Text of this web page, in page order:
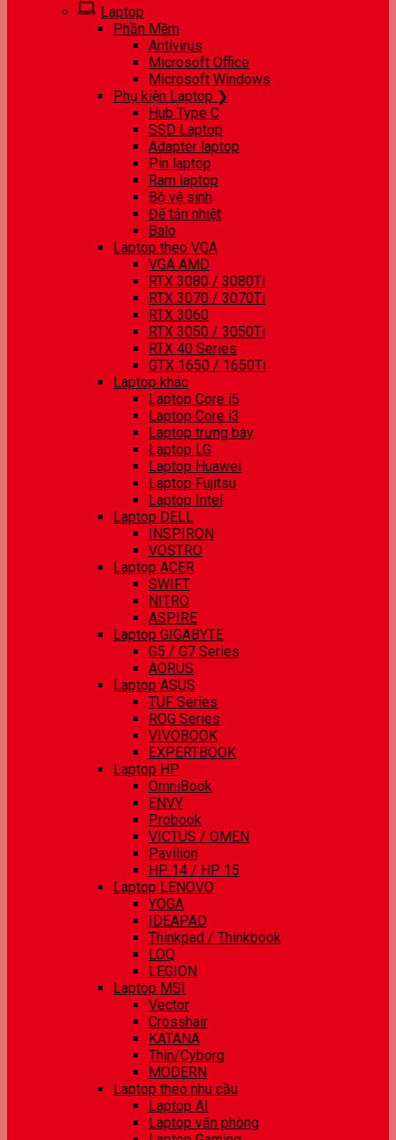
Laptop
Phần Mềm
Antivirus
Microsoft Office
Microsoft Windows
Phụ kiện Laptop ❯
Hub Type C
SSD Laptop
Adapter laptop
Pin laptop
Ram laptop
Bộ vệ sinh
Đế tản nhiệt
Balo
Laptop theo VGA
VGA AMD
RTX 3080 / 3080Ti
RTX 3070 / 3070Ti
RTX 3060
RTX 3050 / 3050Ti
RTX 40 Series
GTX 1650 / 1650Ti
Laptop khác
Laptop Core i5
Laptop Core i3
Laptop trưng bày
Laptop LG
Laptop Huawei
Laptop Fujitsu
Laptop Intel
Laptop DELL
INSPIRON
VOSTRO
Laptop ACER
SWIFT
NITRO
ASPIRE
Laptop GIGABYTE
G5 / G7 Series
AORUS
Laptop ASUS
TUF Series
ROG Series
VIVOBOOK
EXPERTBOOK
Laptop HP
OmniBook
ENVY
Probook
VICTUS / OMEN
Pavilion
HP 14 / HP 15
Laptop LENOVO
YOGA
IDEAPAD
Thinkpad / Thinkbook
LOQ
LEGION
Laptop MSI
Vector
Crosshair
KATANA
Thin/Cyborg
MODERN
Laptop theo nhu cầu
Laptop AI
Laptop văn phòng